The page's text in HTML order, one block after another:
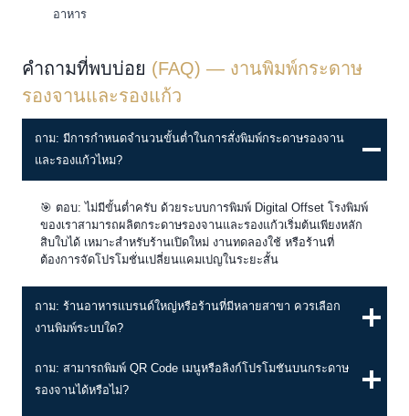
อาหาร
คำถามที่พบบ่อย (FAQ) — งานพิมพ์กระดาษ
รองจานและรองแก้ว
ถาม: มีการกำหนดจำนวนขั้นต่ำในการสั่งพิมพ์กระดาษรองจาน
และรองแก้วไหม?
🎯 ตอบ: ไม่มีขั้นต่ำครับ ด้วยระบบการพิมพ์ Digital Offset โรงพิมพ์
ของเราสามารถผลิตกระดาษรองจานและรองแก้วเริ่มต้นเพียงหลัก
สิบใบได้ เหมาะสำหรับร้านเปิดใหม่ งานทดลองใช้ หรือร้านที่
ต้องการจัดโปรโมชั่นเปลี่ยนแคมเปญในระยะสั้น
ถาม: ร้านอาหารแบรนด์ใหญ่หรือร้านที่มีหลายสาขา ควรเลือก
งานพิมพ์ระบบใด?
ถาม: สามารถพิมพ์ QR Code เมนูหรือลิงก์โปรโมชันบนกระดาษ
รองจานได้หรือไม่?